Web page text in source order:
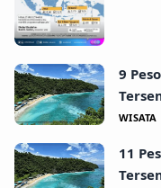
9
WISATA
11